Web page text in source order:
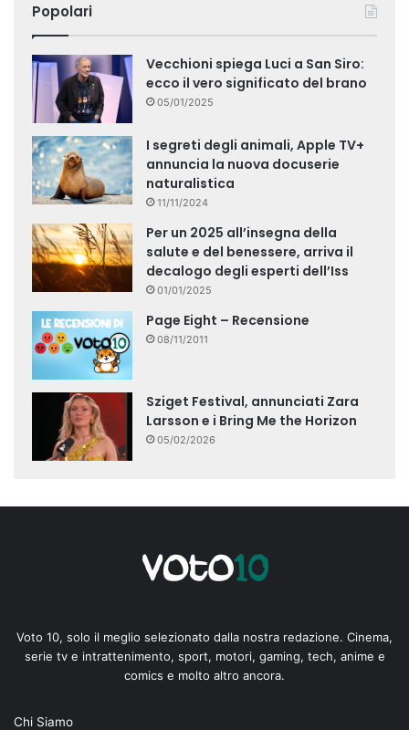
Popolari
Vecchioni spiega Luci a San Siro:
ecco il vero significato del brano
05/01/2025
I segreti degli animali, Apple TV+
annuncia la nuova docuserie
naturalistica
11/11/2024
Per un 2025 all’insegna della
salute e del benessere, arriva il
decalogo degli esperti dell’Iss
01/01/2025
Page Eight – Recensione
08/11/2011
Sziget Festival, annunciati Zara
Larsson e i Bring Me the Horizon
05/02/2026
Voto 10, solo il meglio selezionato dalla nostra redazione. Cinema,
serie tv e intrattenimento, sport, motori, gaming, tech, anime e
comics e molto altro ancora.
Chi Siamo